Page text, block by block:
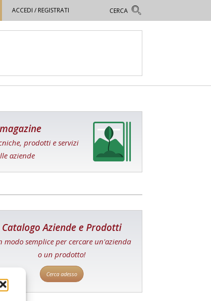
ACCEDI / REGISTRATI
prodotti e servizi
aziende
Catalogo Aziende e Prodotti
modo semplice per cercare un'azienda
o un prodotto!
Cerca adesso